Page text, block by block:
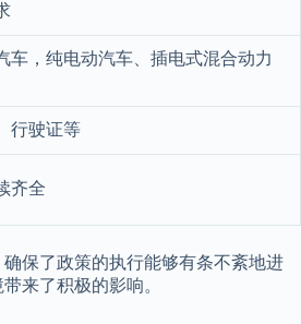
车，纯电动汽车、插电式混合动力
行驶证等
齐全
保了政策的执行能够有条不紊地进
来了积极的影响。